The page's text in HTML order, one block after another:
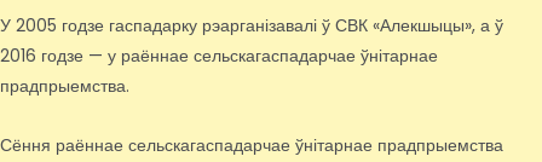
У 2005 годзе гаспадарку рэарганізавалі ў СВК «Алекшыцы», а ў
2016 годзе — у раённае сельскагаспадарчае ўнітарнае
прадпрыемства.
Сёння раённае сельскагаспадарчае ўнітарнае прадпрыемства